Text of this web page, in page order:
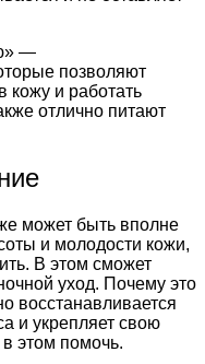
—
позволяют
кожу и работать
отлично питают
может быть вполне
и молодости кожи,
В этом сможет
уход. Почему это
восстанавливается
и укрепляет свою
этом помочь.